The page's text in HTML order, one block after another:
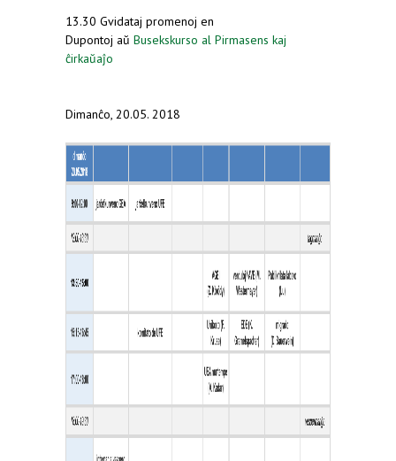
13.30 Gvidataj promenoj en
Dupontoj aŭ Busekskurso al Pirmasens kaj
ĉirkaŭaĵo
Dimanĉo, 20.05. 2018